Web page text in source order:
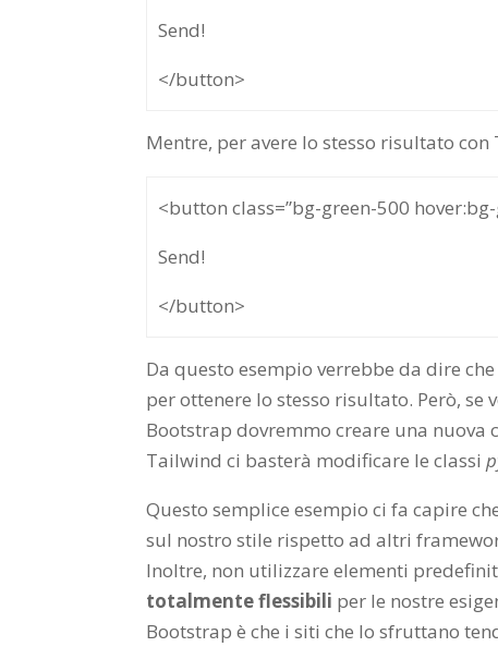
Send!
</button>
Mentre, per avere lo stesso risultato con
<button class=”bg-green-500
Send!
</button>
Da questo esempio verrebbe da dire che
per ottenere lo stesso risultato. Però,
Bootstrap dovremmo creare una nuova
Tailwind ci basterà modificare le classi
Questo semplice esempio ci fa capire
sul nostro stile rispetto ad altri
Inoltre, non utilizzare elementi
totalmente flessibili per le nostre
Bootstrap è che i siti che lo sfruttano